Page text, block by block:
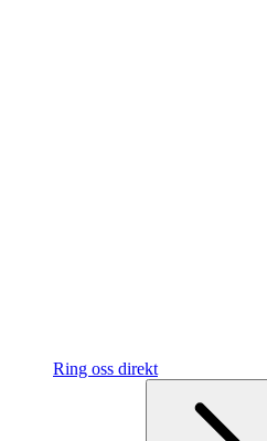
Ring oss direkt